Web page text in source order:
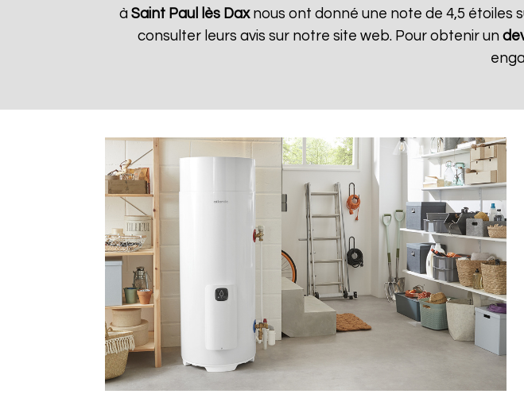
à Saint Paul lès Daxnous ont donné une note de 4,5 étoiles
consulter leurs avis sur notre site web. Pour obtenir un